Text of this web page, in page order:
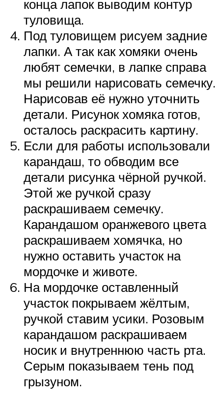
конца лапок выводим контур
туловища.
Под туловищем рисуем задние
лапки. А так как хомяки очень
любят семечки, в лапке справа
мы решили нарисовать семечку.
Нарисовав её нужно уточнить
детали. Рисунок хомяка готов,
осталось раскрасить картину.
Если для работы использовали
карандаш, то обводим все
детали рисунка чёрной ручкой.
Этой же ручкой сразу
раскрашиваем семечку.
Карандашом оранжевого цвета
раскрашиваем хомячка, но
нужно оставить участок на
мордочке и животе.
На мордочке оставленный
участок покрываем жёлтым,
ручкой ставим усики. Розовым
карандашом раскрашиваем
носик и внутреннюю часть рта.
Серым показываем тень под
грызуном.